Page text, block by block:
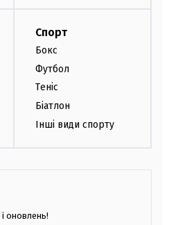
Спорт
Бокс
Футбол
Теніс
Біатлон
Інші види спорту
і оновлень!